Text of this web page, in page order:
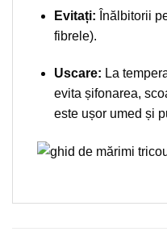
Evitați: Înălbitorii
fibrele).
Uscare: La
evita șifonarea,
este ușor umed și